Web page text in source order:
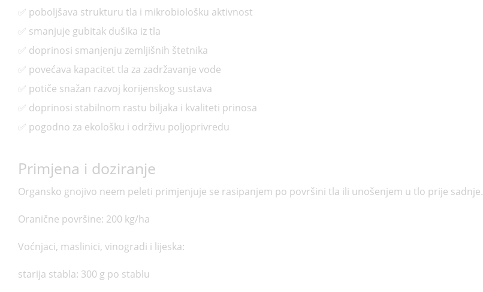
✅ poboljšava strukturu tla i mikrobiološku aktivnost
✅ smanjuje gubitak dušika iz tla
✅ doprinosi smanjenju zemljišnih štetnika
✅ povećava kapacitet tla za zadržavanje vode
✅ potiče snažan razvoj korijenskog sustava
✅ doprinosi stabilnom rastu biljaka i kvaliteti prinosa
✅ pogodno za ekološku i održivu poljoprivredu
Primjena i doziranje
Organsko gnojivo neem peleti primjenjuje se rasipanjem po površini tla ili unošenjem u tlo prije sadnje.
Oranične površine: 200 kg/ha
Voćnjaci, maslinici, vinogradi i lijeska:
starija stabla: 300 g po stablu